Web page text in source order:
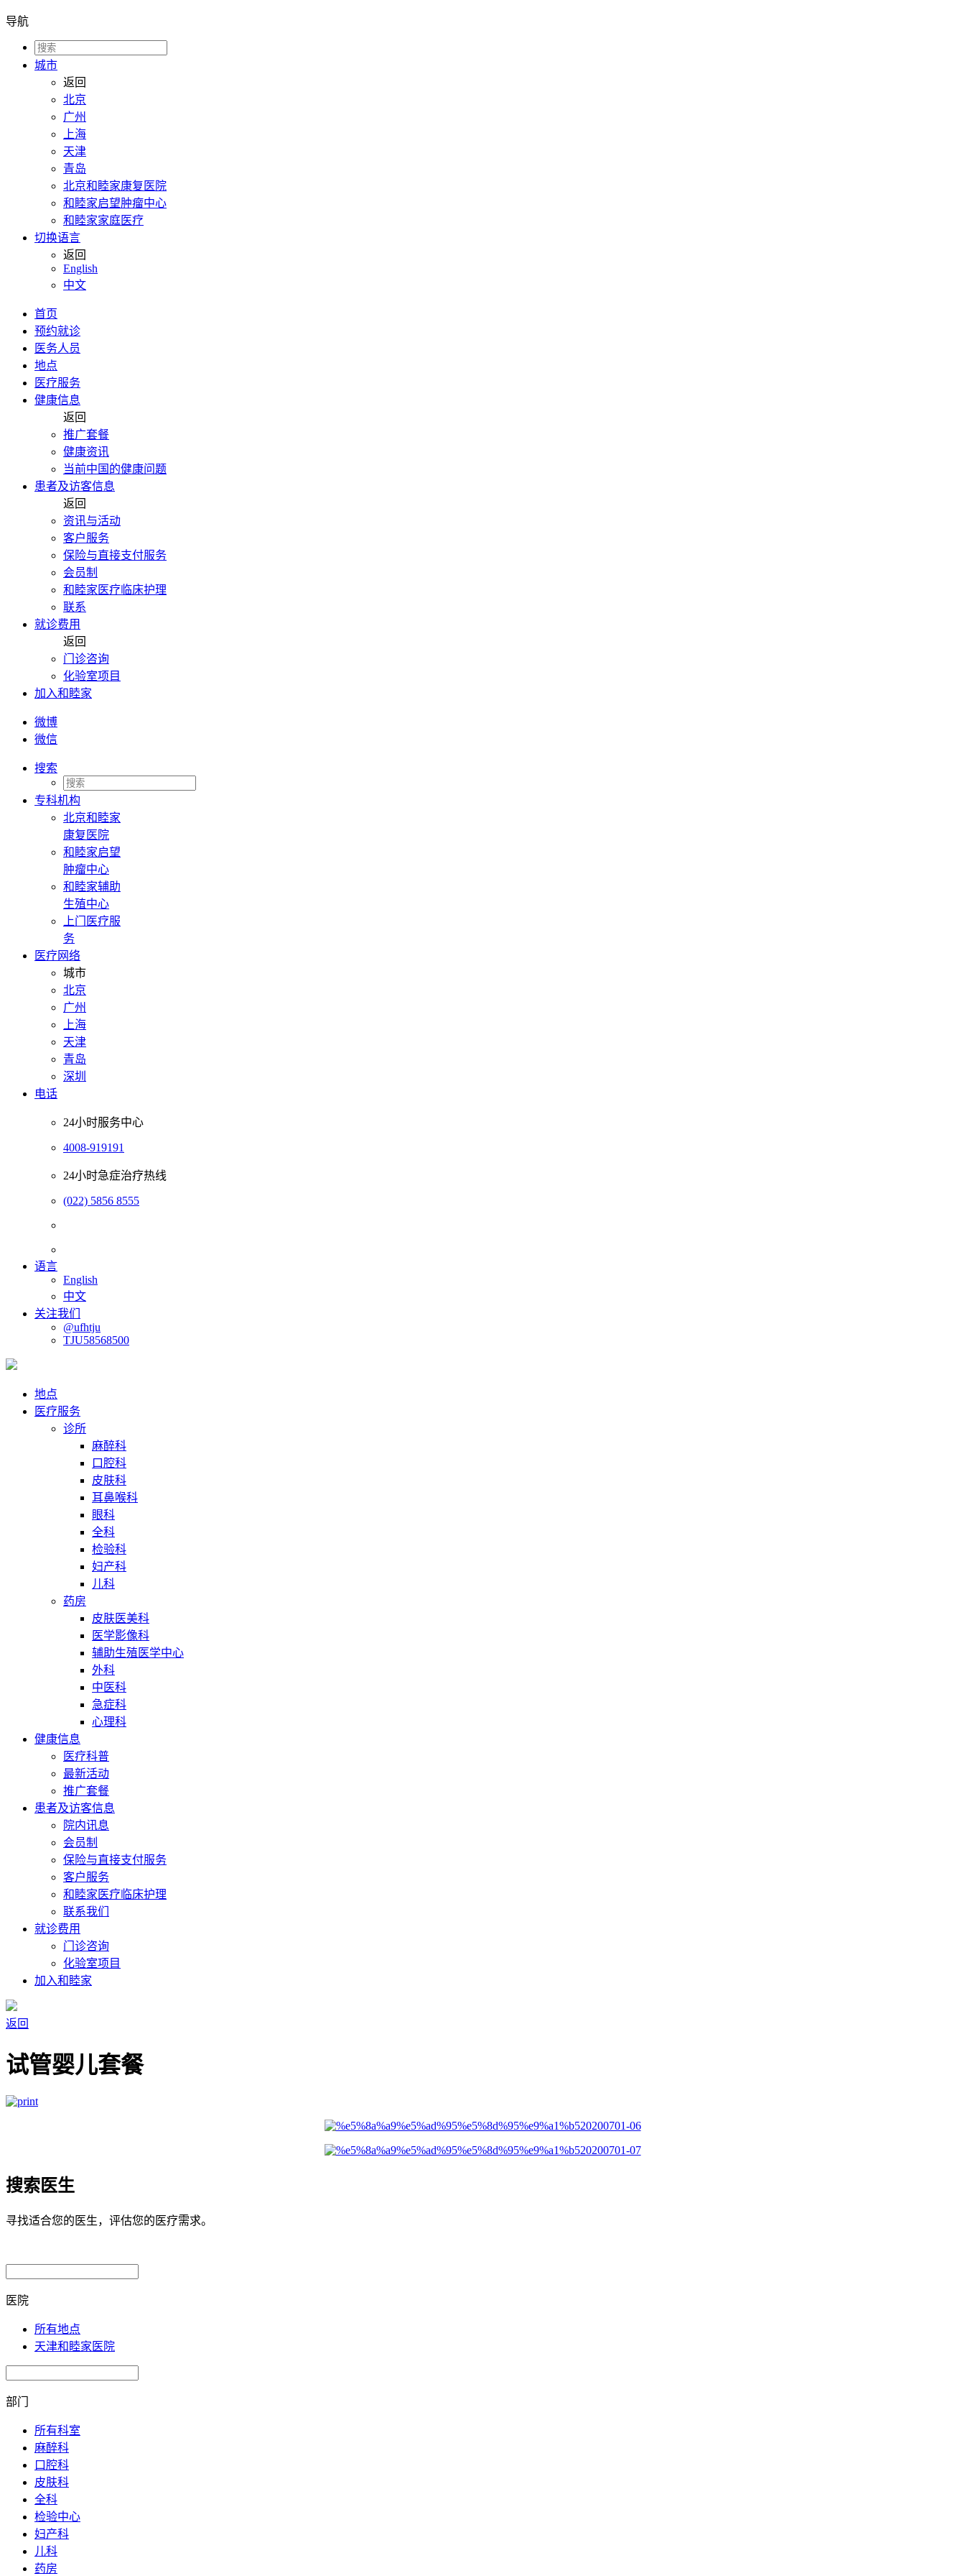
导航
城市
返回
北京
广州
上海
天津
青岛
北京和睦家康复医院
和睦家启望肿瘤中心
和睦家家庭医疗
切换语言
返回
English
中文
首页
预约就诊
医务人员
地点
医疗服务
健康信息
返回
推广套餐
健康资讯
当前中国的健康问题
患者及访客信息
返回
资讯与活动
客户服务
保险与直接支付服务
会员制
和睦家医疗临床护理
联系
就诊费用
返回
门诊咨询
化验室项目
加入和睦家
微博
微信
搜索
专科机构
北京和睦家
康复医院
和睦家启望
肿瘤中心
和睦家辅助
生殖中心
上门医疗服
务
医疗网络
城市
北京
广州
上海
天津
青岛
深圳
电话
24小时服务中心
4008-919191
24小时急症治疗热线
(022) 5856 8555
语言
English
中文
关注我们
@ufhtju
TJU58568500
地点
医疗服务
诊所
麻醉科
口腔科
皮肤科
耳鼻喉科
眼科
全科
检验科
妇产科
儿科
药房
皮肤医美科
医学影像科
辅助生殖医学中心
外科
中医科
急症科
心理科
健康信息
医疗科普
最新活动
推广套餐
患者及访客信息
院内讯息
会员制
保险与直接支付服务
客户服务
和睦家医疗临床护理
联系我们
就诊费用
门诊咨询
化验室项目
加入和睦家
返回
试管婴儿套餐
搜索医生
寻找适合您的医生，评估您的医疗需求。
医院
所有地点
天津和睦家医院
部门
所有科室
麻醉科
口腔科
皮肤科
全科
检验中心
妇产科
儿科
药房